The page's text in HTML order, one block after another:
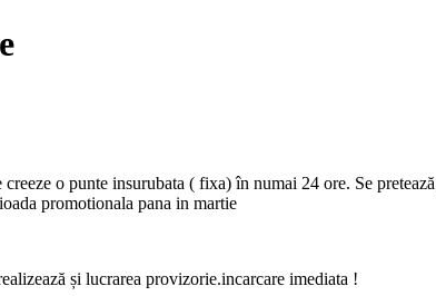
o punte insurubata ( fixa) în numai 24 ore. Se
promotionala pana in martie
și lucrarea provizorie.incarcare imediata !